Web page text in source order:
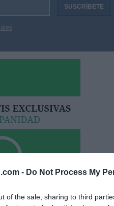
- Do Not Process My
of the sale, sharing to third